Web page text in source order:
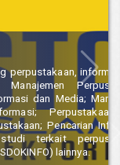
informasi dan
Perpustakaan;
Manajemen
dan
Informasi;
perpustakaan,
lainnya.